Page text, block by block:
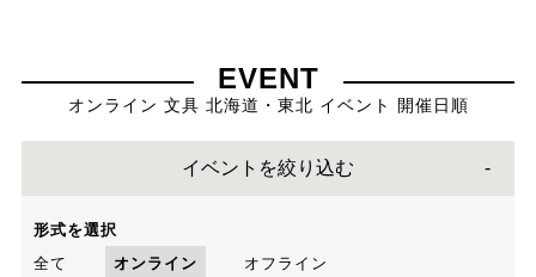
EVENT
オンライン 文具 北海道・東北 イベント 開催日順
イベントを絞り込む
形式を選択
全て
オンライン オフライン